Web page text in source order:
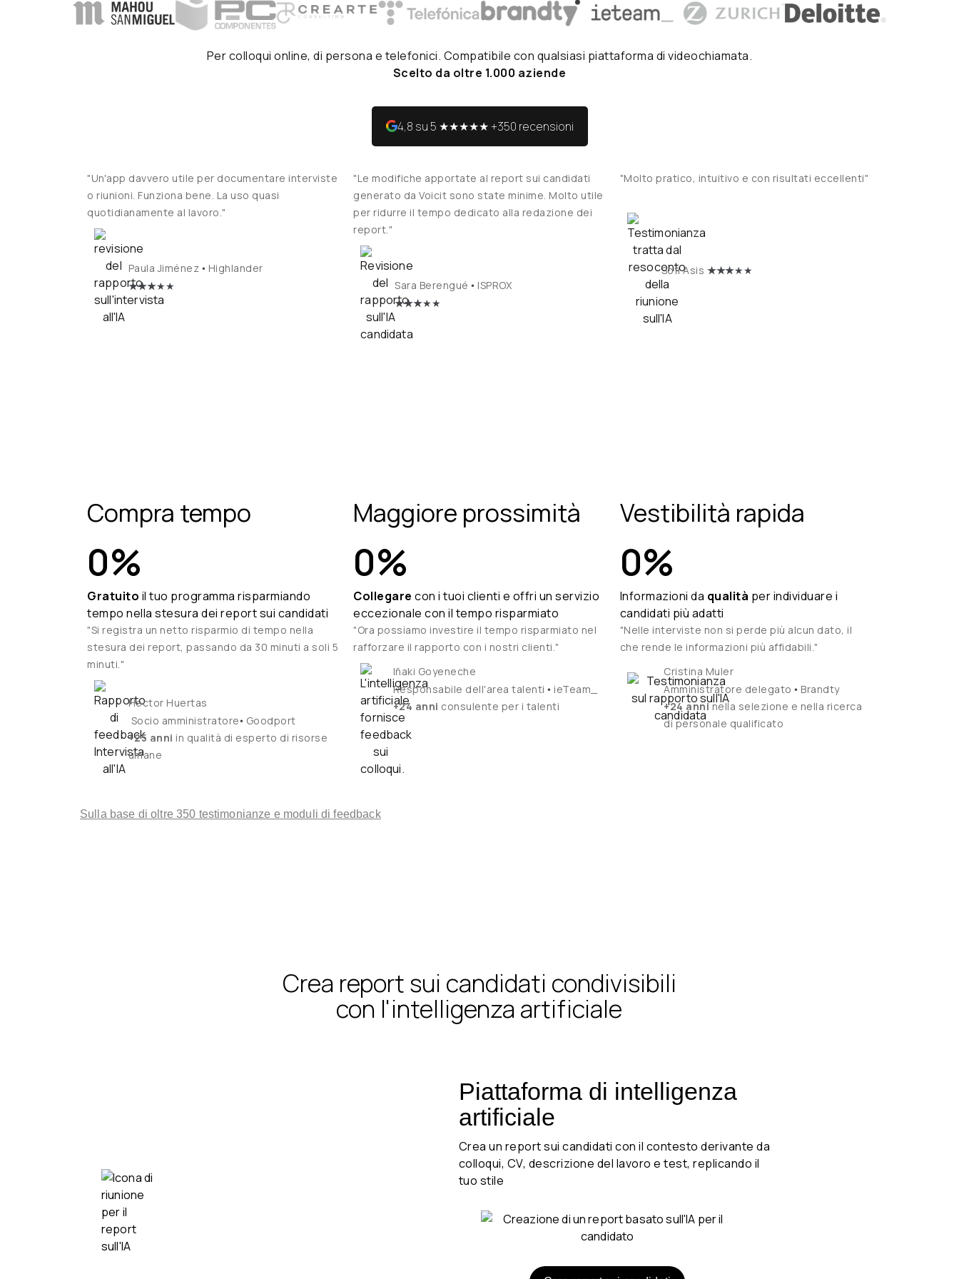
Per colloqui online, di persona e telefonici. Compatibile con qualsiasi piattaforma di videochiamata.
Scelto da oltre 1.000 aziende
4,8 su 5 ★★★★★ +350 recensioni
"Un'app davvero utile per documentare interviste
o riunioni. Funziona bene. La uso quasi
quotidianamente al lavoro."
Paula Jiménez • Highlander
★★★★★
"Le modifiche apportate al report sui candidati
generato da Voicit sono state minime. Molto utile
per ridurre il tempo dedicato alla redazione dei
report."
Sara Berengué• ISPROX
★★★★★
"Molto pratico, intuitivo e con risultati eccellenti"
Sofi Asis ★★★★★
Compra tempo
0%
Gratuito il tuo programma risparmiando
tempo nella stesura dei report sui candidati
"Si registra un netto risparmio di tempo nella
stesura dei report, passando da 30 minuti a soli 5
minuti."
Hector Huertas
Socio amministratore• Goodport
+25 anni in qualità di esperto di risorse
umane
Maggiore prossimità
0%
Collegarecon i tuoi clienti e offri un servizio
eccezionale con il tempo risparmiato
"Ora possiamo investire il tempo risparmiato nel
rafforzare il rapporto con i nostri clienti."
Iñaki Goyeneche
Responsabile dell'area talenti• ieTeam_
+24 anni consulente per i talenti
Vestibilità rapida
0%
Informazioni da qualità perindividuare i
candidati più adatti
"Nelle interviste non si perde più alcun dato, il
che rende le informazioni più affidabili."
Cristina Muler
Amministratore delegato• Brandty
+24 anninella selezione e nella ricerca
di personale qualificato
Sulla base di oltre 350 testimonianze e moduli di feedback
Crea report sui candidati condivisibili
con l'intelligenza artificiale
Piattaforma di intelligenza
artificiale
Crea un report sui candidati con il contesto derivante da
colloqui, CV, descrizione del lavoro e test, replicando il
tuo stile